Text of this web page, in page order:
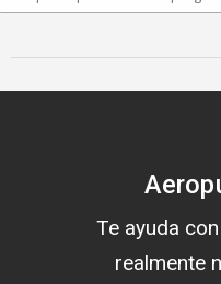
Te ayuda
realmente